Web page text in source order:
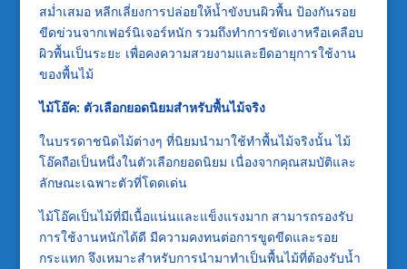
สม่ำเสมอ หลีกเลี่ยงการปล่อยให้น้ำขังบนผิวพื้น ป้องกันรอย
ขีดข่วนจากเฟอร์นิเจอร์หนัก รวมถึงทำการขัดเงาหรือเคลือบ
ผิวพื้นเป็นระยะ เพื่อคงความสวยงามและยืดอายุการใช้งาน
ของพื้นไม้
ไม้โอ๊ค: ตัวเลือกยอดนิยมสำหรับพื้นไม้จริง
ในบรรดาชนิดไม้ต่างๆ ที่นิยมนำมาใช้ทำพื้นไม้จริงนั้น ไม้
โอ๊คถือเป็นหนึ่งในตัวเลือกยอดนิยม เนื่องจากคุณสมบัติและ
ลักษณะเฉพาะตัวที่โดดเด่น
ไม้โอ๊คเป็นไม้ที่มีเนื้อแน่นและแข็งแรงมาก สามารถรองรับ
การใช้งานหนักได้ดี มีความคงทนต่อการขูดขีดและรอย
กระแทก จึงเหมาะสำหรับการนำมาทำเป็นพื้นไม้ที่ต้องรับน้ำ